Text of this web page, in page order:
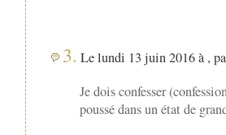
3. Le lundi 13 juin 2016 à ,
Je dois confesser
poussé dans un état de